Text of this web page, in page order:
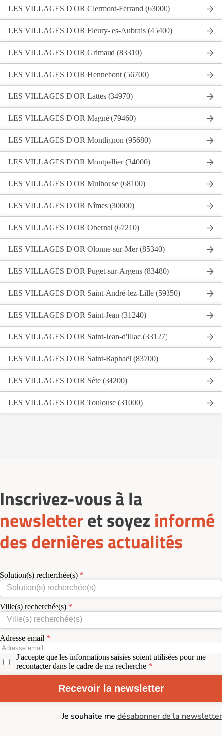
LES VILLAGES D'OR Clermont-Ferrand (63000)
LES VILLAGES D'OR Fleury-les-Aubrais (45400)
LES VILLAGES D'OR Grimaud (83310)
LES VILLAGES D'OR Hennebont (56700)
LES VILLAGES D'OR Lattes (34970)
LES VILLAGES D'OR Magné (79460)
LES VILLAGES D'OR Montlignon (95680)
LES VILLAGES D'OR Montpellier (34000)
LES VILLAGES D'OR Mulhouse (68100)
LES VILLAGES D'OR Nîmes (30000)
LES VILLAGES D'OR Obernai (67210)
LES VILLAGES D'OR Olonne-sur-Mer (85340)
LES VILLAGES D'OR Puget-sur-Argens (83480)
LES VILLAGES D'OR Saint-André-lez-Lille (59350)
LES VILLAGES D'OR Saint-Jean (31240)
LES VILLAGES D'OR Saint-Jean-d'Illac (33127)
LES VILLAGES D'OR Saint-Raphaël (83700)
LES VILLAGES D'OR Sète (34200)
LES VILLAGES D'OR Toulouse (31000)
Inscrivez-vous à la
newsletteret soyez informé
des dernières actualités
Solution(s) recherchée(s)
Ville(s) recherchée(s)
Adresse email
J'accepte que les informations saisies soient utilisées pour me
recontacter dans le cadre de ma recherche
Recevoir la newsletter
Je souhaite me désabonner de la newsletter